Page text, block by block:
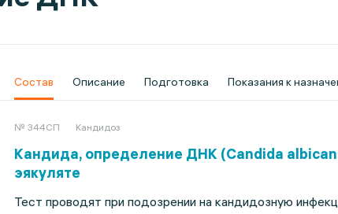
Состав Описание Подготовка Показания к
№ 344СП Кандидоз
Кандида, определение ДНК (Candida
эякуляте
Тест проводят при подозрении на кандидозную